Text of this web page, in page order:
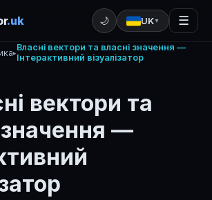
.uk 🌙 UK ▼ ☰
▸Власні вектори та власні значення —
Інтерактивний візуалізатор
вектори та
значення —